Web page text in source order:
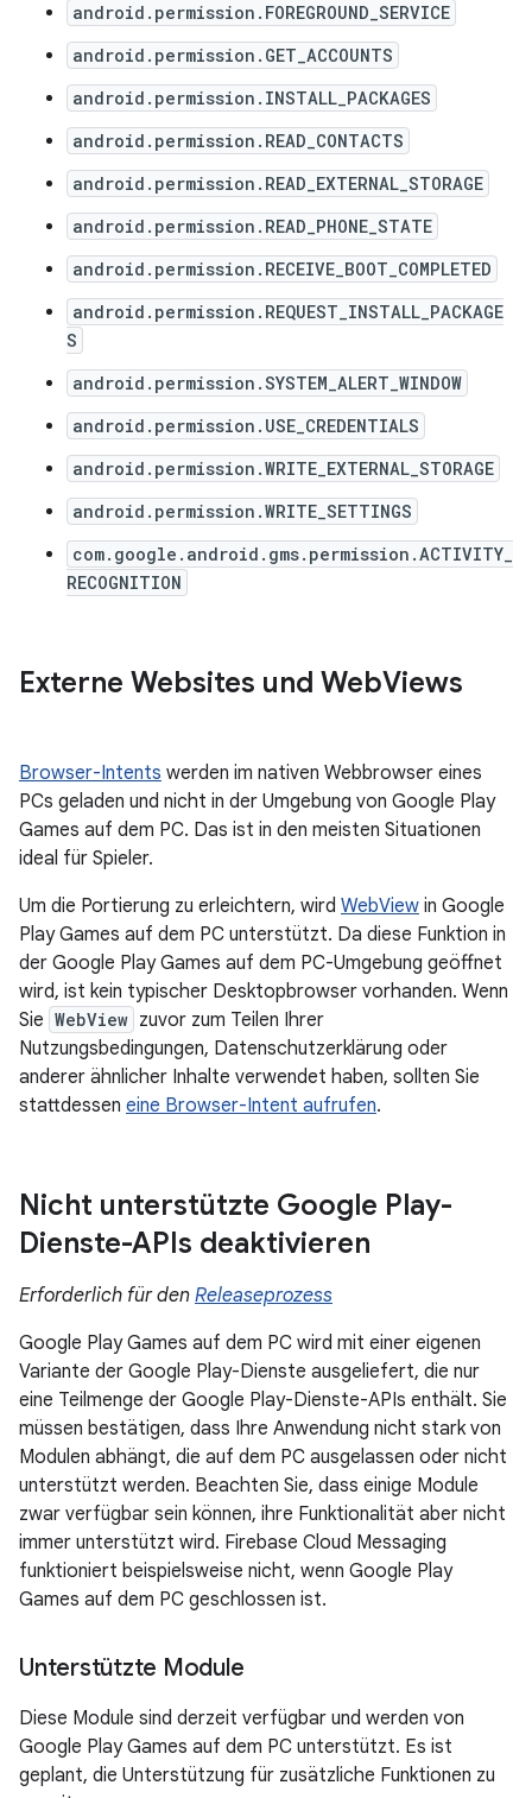
android.permission.FOREGROUND_SERVICE
android.permission.GET_ACCOUNTS
android.permission.INSTALL_PACKAGES
android.permission.READ_CONTACTS
android.permission.READ_EXTERNAL_STORAGE
android.permission.READ_PHONE_STATE
android.permission.RECEIVE_BOOT_COMPLETED
android.permission.REQUEST_INSTALL_PACKAGE
S
android.permission.SYSTEM_ALERT_WINDOW
android.permission.USE_CREDENTIALS
android.permission.WRITE_EXTERNAL_STORAGE
android.permission.WRITE_SETTINGS
com.google.android.gms.permission.ACTIVITY_
RECOGNITION
Externe Websites und WebViews
Browser-Intents werden im nativen Webbrowser eines
PCs geladen und nicht in der Umgebung von Google Play
Games auf dem PC. Das ist in den meisten Situationen
ideal für Spieler.
Um die Portierung zu erleichtern, wird WebView in Google
Play Games auf dem PC unterstützt. Da diese Funktion in
der Google Play Games auf dem PC-Umgebung geöffnet
wird, ist kein typischer Desktopbrowser vorhanden. Wenn
Sie WebView zuvor zum Teilen Ihrer
Nutzungsbedingungen, Datenschutzerklärung oder
anderer ähnlicher Inhalte verwendet haben, sollten Sie
stattdessen eine Browser-Intent aufrufen.
Nicht unterstützte Google Play-
Dienste-APIs deaktivieren
Erforderlich für den Releaseprozess
Google Play Games auf dem PC wird mit einer eigenen
Variante der Google Play-Dienste ausgeliefert, die nur
eine Teilmenge der Google Play-Dienste-APIs enthält. Sie
müssen bestätigen, dass Ihre Anwendung nicht stark von
Modulen abhängt, die auf dem PC ausgelassen oder nicht
unterstützt werden. Beachten Sie, dass einige Module
zwar verfügbar sein können, ihre Funktionalität aber nicht
immer unterstützt wird. Firebase Cloud Messaging
funktioniert beispielsweise nicht, wenn Google Play
Games auf dem PC geschlossen ist.
Unterstützte Module
Diese Module sind derzeit verfügbar und werden von
Google Play Games auf dem PC unterstützt. Es ist
geplant, die Unterstützung für zusätzliche Funktionen zu